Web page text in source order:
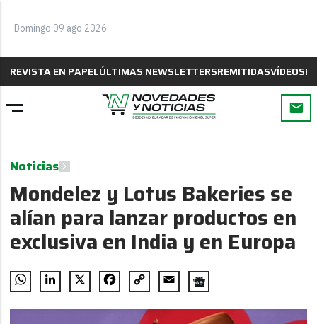
Domingo 09 ago 2026
REVISTA EN PAPELÚLTIMAS NEWSLETTERSREMITIDASVÍDEOS
Noticias
Mondelez y Lotus Bakeries se
alían para lanzar productos en
exclusiva en India y en Europa
WhatsAppLinkedIn
X FacebookCopy
Email